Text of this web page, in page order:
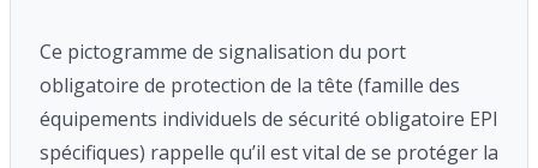
Ce pictogramme de signalisation du port
obligatoire de protection de la tête (famille des
équipements individuels de sécurité obligatoire EPI
spécifiques) rappelle qu’il est vital de se protéger la